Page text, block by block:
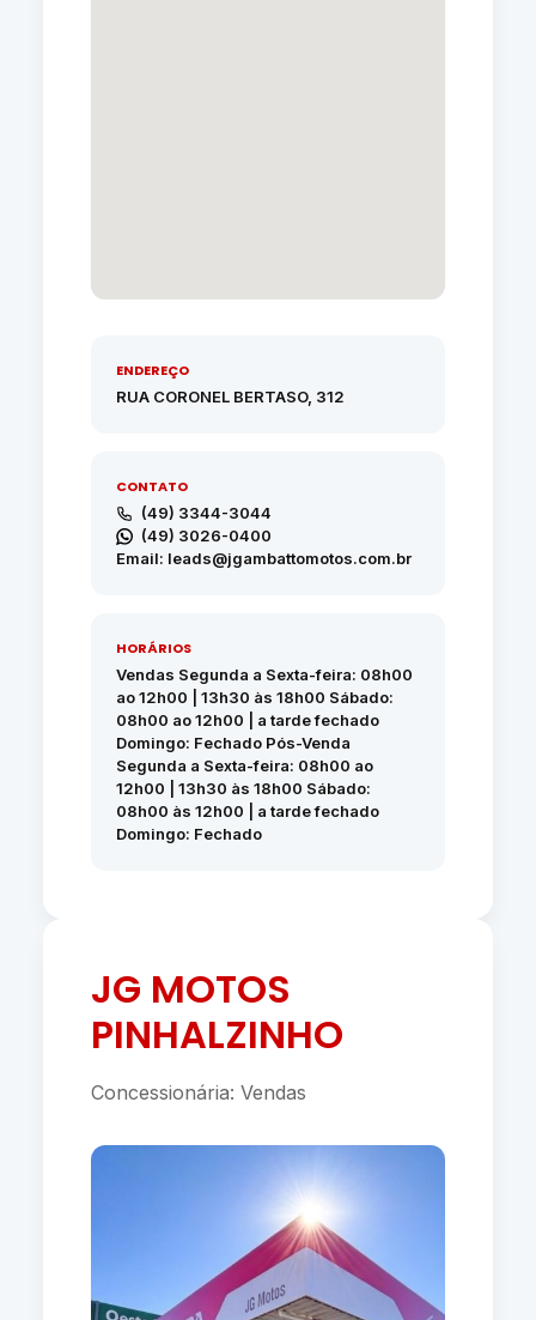
ENDEREÇO
RUA CORONEL BERTASO, 312
CONTATO
(49) 3344-3044
(49) 3026-0400
Email: leads@jgambattomotos.com.br
HORÁRIOS
Vendas Segunda a Sexta-feira: 08h00
ao 12h00 | 13h30 às 18h00 Sábado:
08h00 ao 12h00 | a tarde fechado
Domingo: Fechado Pós-Venda
Segunda a Sexta-feira: 08h00 ao
12h00 | 13h30 às 18h00 Sábado:
08h00 às 12h00 | a tarde fechado
Domingo: Fechado
JG MOTOS
PINHALZINHO
Concessionária: Vendas